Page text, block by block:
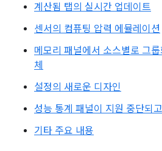
계산됨 탭의 실시간 업데이트
센서의 컴퓨팅 압력 에뮬레이션
메모리 패널에서 소스별로 그
체
설정의 새로운 디자인
성능 통계 패널이 지원 중단되
기타 주요 내용